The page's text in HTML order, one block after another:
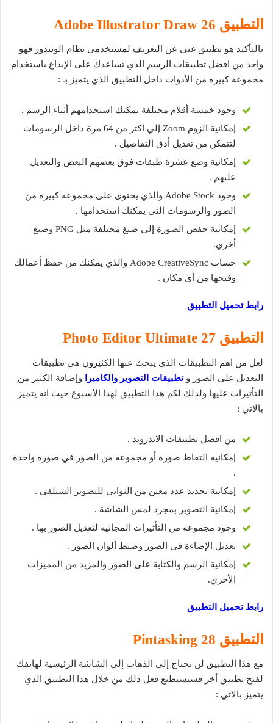
التطبيق 26 Adobe Illustrator Draw
بالتأكيد هو تطبيق غنى عن التعريف لمستخدمي نظام الويندوز فهو
واحد من افضل تطبيقات الرسم الذي تساعدك على الإبداع باستخدام
مجموعة كبيرة من الأدوات داخل التطبيق الذي يتميز بـ :
وجود خمسة أقلام مختلفة يمكنك استخدامهم أثناء الرسم .
إمكانية الزوم Zoom إلي اكثر من 64 مرة داخل الرسومات
لتتمكن من تعديل أدق التفاصيل .
إمكانية وضع عشرة طبقات فوق بعضهم البعض والتعديل
عليهم .
وجود Adobe Stock والذي يحتوى على مجموعة كبيرة من
الصور والرسومات التي يمكنك استخدامها .
إمكانية حفص الصورة إلي صيغ مختلفة مثل PNG وصيغ
أخري.
حساب Adobe CreativeSync والذي يمكنك من حفظ أعمالك
وفتحها من أي مكان .
رابط تحميل التطبيق
التطبيق 27 Photo Editor Ultimate
لعل من اهم التطبيقات الذي يبحث عنها الكثيرون هي تطبيقات
التعديل على الصور وتطبيقات التصوير والكاميرا
وإضافة الكثير من
التأثيرات عليها ولذلك لكم هذا التطبيق لهذا الأسبوع حيث انه يتميز
بالاتي :
من افضل تطبيقات الاندرويد .
إمكانية التقاط صورة أو مجموعة من الصور في صورة واحدة
.
إمكانية تحديد عدد معين من الثواني للتصوير السيلفى .
إمكانية التصوير بمجرد لمس الشاشة .
وجود مجموعة من التأثيرات المجانية لتعديل الصور بها .
تعديل الإضاءة في الصور وضبط ألوان الصور .
إمكانية الرسم والكتابة على الصور والمزيد من المميزات
الأخري.
رابط تحميل التطبيق
التطبيق 28 Pintasking
مع هذا التطبيق لن تحتاج إلي الذهاب إلي الشاشة الرئيسية لهاتفك
لفتح تطبيق أخر فستستطيع فعل ذلك من خلال هذا التطبيق الذي
يتميز بالاتي :